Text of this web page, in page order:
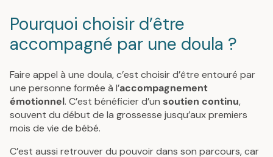
Pourquoi choisir d’être
accompagné par une doula ?
Faire appel à une doula, c’est choisir d’être entouré par
une personne formée à l’accompagnement
émotionnel. C’est bénéficier d’un soutien continu,
souvent du début de la grossesse jusqu’aux premiers
mois de vie de bébé.
C’est aussi retrouver du pouvoir dans son parcours, car